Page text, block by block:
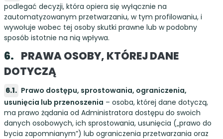
podlegać decyzji, która opiera się wyłącznie na
zautomatyzowanym przetwarzaniu, w tym profilowaniu, i
wywołuje wobec tej osoby skutki prawne lub w podobny
sposób istotnie na nią wpływa.
PRAWA OSOBY, KTÓREJ DANE
DOTYCZĄ
Prawo dostępu, sprostowania, ograniczenia,
usunięcia lub przenoszenia – osoba, której dane dotyczą,
ma prawo żądania od Administratora dostępu do swoich
danych osobowych, ich sprostowania, usunięcia („prawo do
bycia zapomnianym”) lub ograniczenia przetwarzania oraz